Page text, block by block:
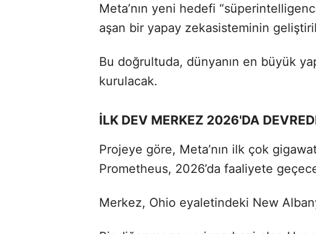
Meta’nın yeni hedefi
aşan bir yapay zekasisteminin
Bu doğrultuda, dünyanın en büyük
kurulacak.
İLK DEV MERKEZ 2026'DA
Projeye göre, Meta’nın ilk çok
Prometheus, 2026’da faaliyete
Merkez, Ohio eyaletindeki New